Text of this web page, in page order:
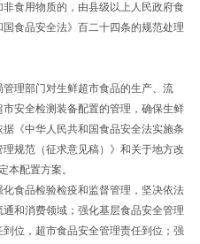
食用物质的，由县级以上人民政府食
食品安全法》百二十四条的规范处理
理部门对生鲜超市食品的生产、流
安全检测装备配置的管理，确保生鲜
《中华人民共和国食品安全法实施条
规范（征求意见稿）》和关于地方改
本配置方案。
食品检验检疫和监督管理，坚决依法
和消费领域；强化基层食品安全管理
位，超市食品安全管理责任到位；强